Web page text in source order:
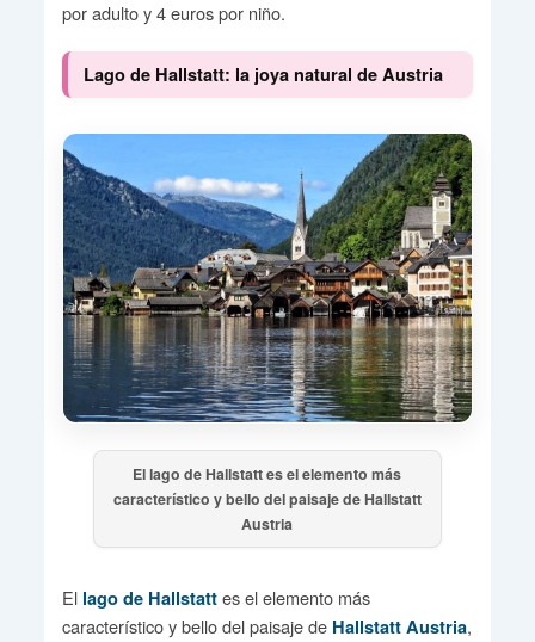
por adulto y 4 euros por niño.
Lago de Hallstatt: la joya natural de Austria
El lago de Hallstatt es el elemento más
característico y bello del paisaje de Hallstatt
Austria
El lago de Hallstattes el elemento más
característico y bello del paisaje de Hallstatt Austria,